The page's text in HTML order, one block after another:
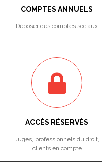
COMPTES ANNUELS
Déposer des comptes sociaux
ACCÈS RÉSERVÉS
Juges, professionnels du droit,
clients en compte